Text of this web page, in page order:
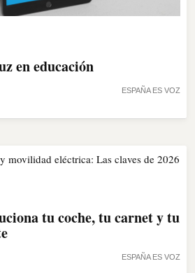
ESPAÑA ES VOZ
en educación
ESPAÑA ES VOZ
tu coche, tu carnet y tu